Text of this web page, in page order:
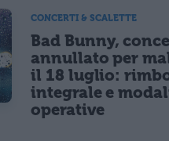
CONCERTI & SCALETTE
Bad Bunny,
annullato per
il 18 luglio:
integrale e
operative